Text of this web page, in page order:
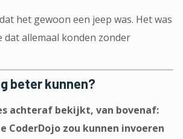
het gewoon een jeep was. Het was
dat allemaal konden zonder
beter kunnen?
achteraf bekijkt, van bovenaf:
CoderDojo zou kunnen invoeren